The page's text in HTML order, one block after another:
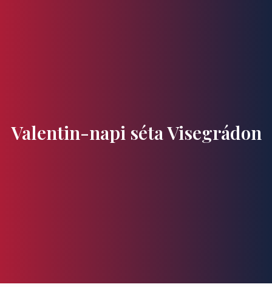
Valentin-napi séta Visegrádon